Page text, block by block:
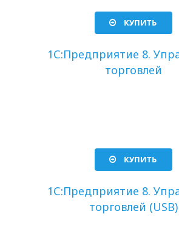
КУПИТЬ
1С:Предприятие 8.
торговлей
КУПИТЬ
1С:Предприятие 8.
торговлей (USB)